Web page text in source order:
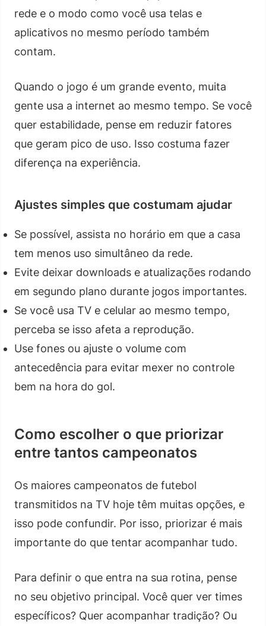
rede e o modo como você usa telas e
aplicativos no mesmo período também
contam.
Quando o jogo é um grande evento, muita
gente usa a internet ao mesmo tempo. Se você
quer estabilidade, pense em reduzir fatores
que geram pico de uso. Isso costuma fazer
diferença na experiência.
Ajustes simples que costumam ajudar
Se possível, assista no horário em que a casa
tem menos uso simultâneo da rede.
Evite deixar downloads e atualizações rodando
em segundo plano durante jogos importantes.
Se você usa TV e celular ao mesmo tempo,
perceba se isso afeta a reprodução.
Use fones ou ajuste o volume com
antecedência para evitar mexer no controle
bem na hora do gol.
Como escolher o que priorizar
entre tantos campeonatos
Os maiores campeonatos de futebol
transmitidos na TV hoje têm muitas opções, e
isso pode confundir. Por isso, priorizar é mais
importante do que tentar acompanhar tudo.
Para definir o que entra na sua rotina, pense
no seu objetivo principal. Você quer ver times
específicos? Quer acompanhar tradição? Ou